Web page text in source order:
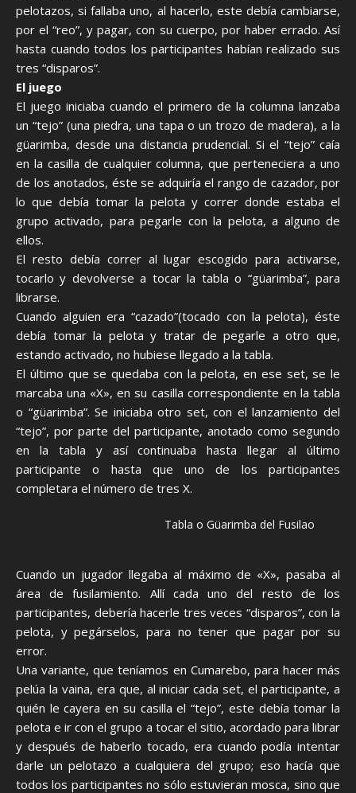
pelotazos, si fallaba uno, al hacerlo, este debía cambiarse,
por el “reo”, y pagar, con su cuerpo, por haber errado. Así
hasta cuando todos los participantes habían realizado sus
tres “disparos”.
El juego
El juego iniciaba cuando el primero de la columna lanzaba
un “tejo” (una piedra, una tapa o un trozo de madera), a la
güarimba, desde una distancia prudencial. Si el “tejo” caía
en la casilla de cualquier columna, que perteneciera a uno
de los anotados, éste se adquiría el rango de cazador, por
lo que debía tomar la pelota y correr donde estaba el
grupo activado, para pegarle con la pelota, a alguno de
ellos.
El resto debía correr al lugar escogido para activarse,
tocarlo y devolverse a tocar la tabla o “güarimba”, para
librarse.
Cuando alguien era “cazado”(tocado con la pelota), éste
debía tomar la pelota y tratar de pegarle a otro que,
estando activado, no hubiese llegado a la tabla.
El último que se quedaba con la pelota, en ese set, se le
marcaba una «X», en su casilla correspondiente en la tabla
o “güarimba”. Se iniciaba otro set, con el lanzamiento del
“tejo”, por parte del participante, anotado como segundo
en la tabla y así continuaba hasta llegar al último
participante o hasta que uno de los participantes
completara el número de tres X.
Tabla o Güarimba del Fusilao
Cuando un jugador llegaba al máximo de «X», pasaba al
área de fusilamiento. Allí cada uno del resto de los
participantes, debería hacerle tres veces “disparos”, con la
pelota, y pegárselos, para no tener que pagar por su
error.
Una variante, que teníamos en Cumarebo, para hacer más
pelúa la vaina, era que, al iniciar cada set, el participante, a
quién le cayera en su casilla el “tejo”, este debía tomar la
pelota e ir con el grupo a tocar el sitio, acordado para librar
y después de haberlo tocado, era cuando podía intentar
darle un pelotazo a cualquiera del grupo; eso hacía que
todos los participantes no sólo estuvieran mosca, sino que